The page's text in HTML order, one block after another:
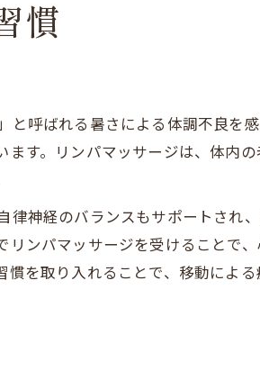
慣
と呼ばれる暑さによる体調不良を
す。リンパマッサージは、体内の
律神経のバランスもサポートされ
ンパマッサージを受けることで
を取り入れることで、移動による